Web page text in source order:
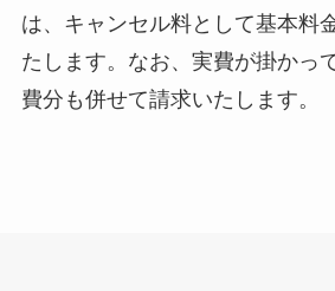
は、キャンセル料として基本料
たします。なお、実費が掛かっ
費分も併せて請求いたします。